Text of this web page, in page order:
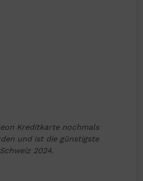
Kreditkarte nochmals
und ist die günstigste
2024.